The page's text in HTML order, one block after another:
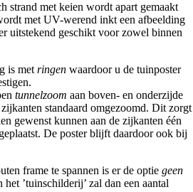
strand met keien wordt apart gemaakt
met UV-werend inkt een afbeelding
uitstekend geschikt voor zowel binnen
is met ringen waardoor u de tuinposter
tunnelzoom aan boven- en onderzijde
standaard omgezoomd. Dit zorgt
gewenst kunnen aan de zijkanten één
De poster blijft daardoor ook bij
frame te spannen is er de optie geen
’tuinschilderij’ zal dan een aantal